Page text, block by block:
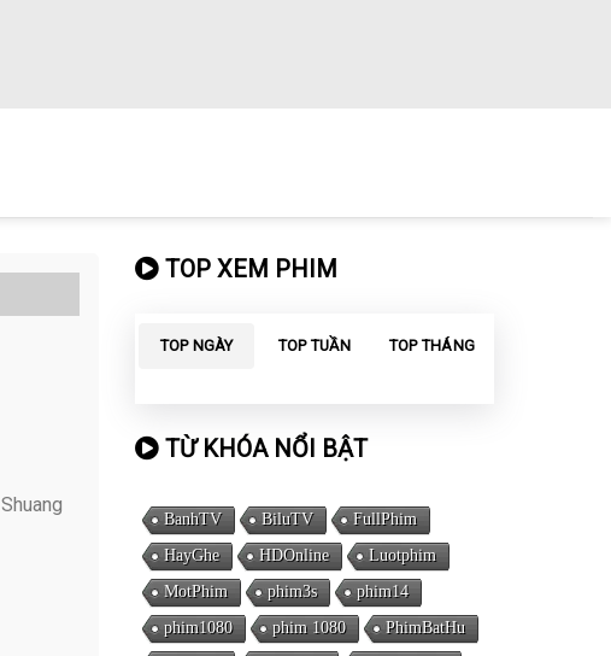
TOP XEM PHIM
TOP NGÀY TOP TUẦN TOP THÁNG
TỪ KHÓA NỔI BẬT
BanhTV BiluTV
FullPhim
HayGhe
HDOnline
Luotphim
MotPhim
phim3s
phim14
phim1080
phim 1080
PhimBatHu